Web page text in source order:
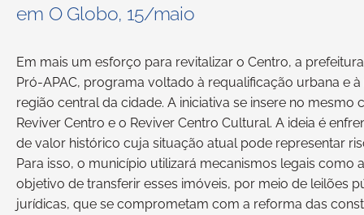
em O Globo, 15/maio
Em mais um esforço para revitalizar o Centro, a
Pró-APAC, programa voltado à requalificação urbana e
região central da cidade. A iniciativa se insere no
Reviver Centro e o Reviver Centro Cultural. A ideia é
de valor histórico cuja situação atual pode representar
Para isso, o município utilizará mecanismos legais
objetivo de transferir esses imóveis, por meio de leilões
jurídicas, que se comprometam com a reforma das